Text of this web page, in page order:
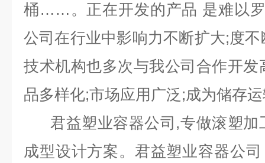
桶……。正在开发的产品 是难以
公司在行业中影响力不断扩大;度
技术机构也多次与我公司合作开
品多样化;市场应用广泛;成为储存
君益塑业容器公司,专做滚塑加
成型设计方案。君益塑业容器公